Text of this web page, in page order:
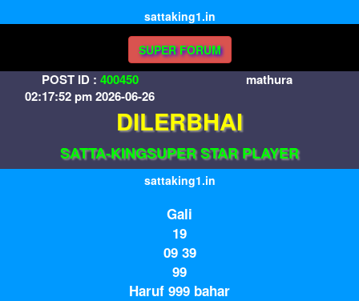
sattaking1.in
SUPER FORUM
POST ID : 400450
02:17:52 pm 2026-06-26
mathura
DILERBHAI
SATTA-KINGSUPER STAR PLAYER
sattaking1.in
Gali
19
09 39
99
Haruf 999 bahar